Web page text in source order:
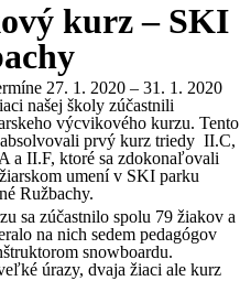
kurz – SKI
27. 1. 2020 – 31. 1. 2020
našej školy zúčastnili
výcvikového kurzu. Tento
prvý kurz triedy II.C,
a II.F, ktoré sa zdokonaľovali
umení v SKI parku
Ružbachy.
sa zúčastnilo spolu 79 žiakov a
na nich sedem pedagógov
snowboardu.
úrazy, dvaja žiaci ale kurz